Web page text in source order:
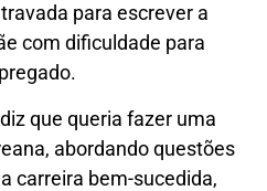
para escrever a
com dificuldade para
que queria fazer uma
abordando questões
carreira bem-sucedida,